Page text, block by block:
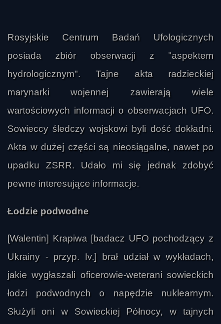
Rosyjskie Centrum Badań Ufologicznych
posiada zbiór obserwacji z "aspektem
hydrologicznym". Tajne akta radzieckiej
marynarki wojennej zawierają wiele
wartościowych informacji o obserwacjach UFO.
Sowieccy śledczy wojskowi byli dość dokładni.
Akta w dużej części są nieosiągalne, nawet po
upadku ZSRR. Udało mi się jednak zdobyć
pewne interesujące informacje.
Łodzie podwodne
[Walentin] Krapiwa [badacz UFO pochodzący z
Ukrainy - przyp. Iv.] brał udział w wykładach,
jakie wygłaszali oficerowie-weterani sowieckich
łodzi podwodnych o napędzie nuklearnym.
Służyli oni w Sowieckiej Północy, w tajnych